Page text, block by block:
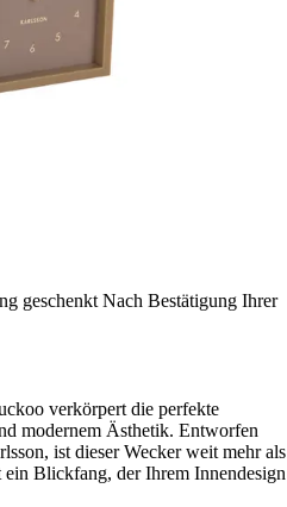
geschenkt Nach Bestätigung Ihrer
verkörpert die perfekte
modernem Ästhetik. Entworfen
ist dieser Wecker weit mehr als
Blickfang, der Ihrem Innendesign